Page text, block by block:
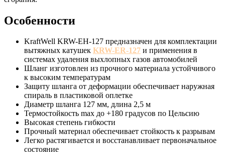
Особенности
KraftWell KRW-EH-127 предназначен для комплектации
вытяжных катушек KRW-ER-127 и применения в
системах удаления выхлопных газов автомобилей
Шланг изготовлен из прочного материала устойчивого
к высоким температурам
Защиту шланга от деформации обеспечивает наружная
спираль в пластиковой оплетке
Диаметр шланга 127 мм, длина 2,5 м
Термостойкость max до +180 градусов по Цельсию
Высокая степень гибкости
Прочный материал обеспечивает стойкость к разрывам
Легко растягивается и восстанавливает первоначальное
состояние